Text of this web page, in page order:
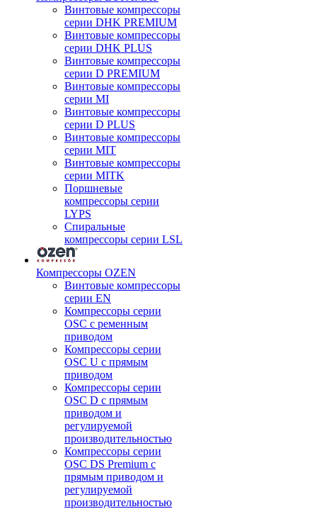
Винтовые компрессоры
серии DHK PREMIUM
Винтовые компрессоры
серии DHK PLUS
Винтовые компрессоры
серии D PREMIUM
Винтовые компрессоры
серии MI
Винтовые компрессоры
серии D PLUS
Винтовые компрессоры
серии MIT
Винтовые компрессоры
серии MITK
Поршневые
компрессоры серии
LYPS
Спиральные
компрессоры серии LSL
Компрессоры OZEN
Винтовые компрессоры
серии EN
Компрессоры серии
OSC с ременным
приводом
Компрессоры серии
OSC U с прямым
приводом
Компрессоры серии
OSC D с прямым
приводом и
регулируемой
производительностью
Компрессоры серии
OSC DS Premium с
прямым приводом и
регулируемой
производительностью